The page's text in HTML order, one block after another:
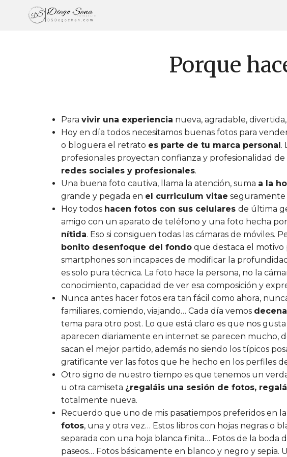
Porque
Para vivir una experiencia nueva, agradable,
Hoy en día todos necesitamos buenas fotos para
o bloguera el retrato es parte de tu marca personal .
profesionales proyectan confianza y profesionalidad
redes sociales y profesionales.
Una buena foto cautiva, llama la atención, suma a la
grande y pegada en el curriculum vitae seguramente
Hoy todos hacen fotos con sus celulares de última
amigo con un aparato de teléfono y una foto hecha
nítida. Eso si consiguen todas las cámaras de
bonito desenfoque del fondo que destaca el motivo
smartphones son incapaces de modificar la
es solo pura técnica. La foto hace la persona, no la
conocimiento, capacidad de ver esa composición y
Nunca antes hacer fotos era tan fácil como ahora,
familiares, comiendo, viajando… Cada día vemos
tema para otro post. Lo que está claro es que nos
aparecen diariamente en internet se parecen mucho,
sacan el mejor partido, además no siendo los típicos
gratificante ver las fotos que he hecho en los perfiles
Otro signo de nuestro tiempo es que tenemos un
u otra camiseta ¿regaláis una sesión de fotos,
totalmente nueva.
Recuerdo que uno de mis pasatiempos preferidos en
fotos, una y otra vez… Estos libros con hojas negras o
separada con una hoja blanca finita… Fotos de la boda
paseos… Fotos básicamente en blanco y negro y